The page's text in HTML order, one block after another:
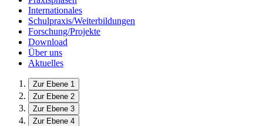
Internationales
Schulpraxis/Weiterbildungen
Forschung/Projekte
Download
Über uns
Aktuelles
Zur Ebene 1
Zur Ebene 2
Zur Ebene 3
Zur Ebene 4